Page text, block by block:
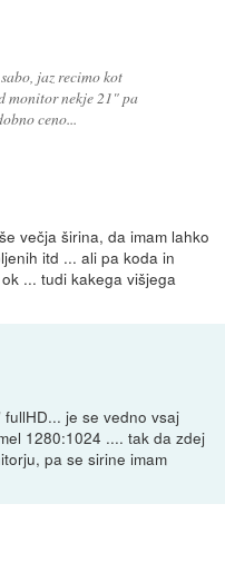
jaz recimo kot
monitor nekje 21" pa
ceno...
večja širina, da imam lahko
itd ... ali pa koda in
... tudi kakega višjega
je se vedno vsaj
1280:1024 .... tak da zdej
pa se sirine imam